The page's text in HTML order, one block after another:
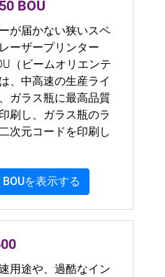
BOU
が届かない狭いスペ
ーザープリンター
（ビームオリエンテ
、中高速の生産ライ
ガラス瓶に最高品質
刷し、ガラス瓶のラ
次元コードを印刷し
を表示する
用途や、過酷なイン